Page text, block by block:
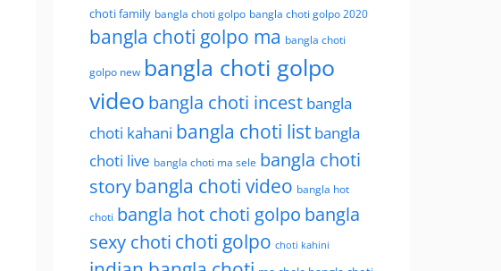
choti family bangla choti golpo bangla choti golpo 2020
bangla choti golpo ma bangla choti
golpo new bangla choti golpo
video bangla choti incest bangla
choti kahani bangla choti list bangla
choti live bangla choti ma sele bangla choti
storybangla choti video bangla hot
choti bangla hot choti golpo bangla
sexy choti choti golpo choti kahini